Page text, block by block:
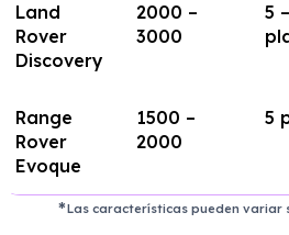
Land
Rover
Discovery
2000 –
3000
5
Range
Rover
Evoque
1500 –
2000
5
Las características pueden variar